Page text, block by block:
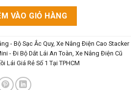
Xe Nâng số lượng
VÀO GIỎ HÀNG
- Bộ Sạc Ắc Quy, Xe Nâng Điện Cao Stacker
- Đi Bộ Dắt Lái An Toàn Xe Nâng Điện Cũ
Lái Giá Rẻ Số 1 Tại TPHCM